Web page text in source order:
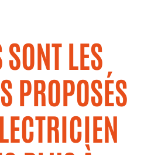
LES
PROPOSÉS